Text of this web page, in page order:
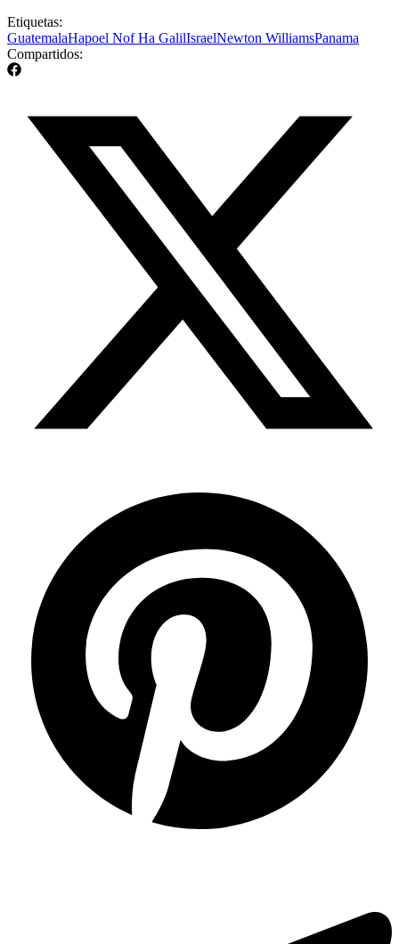
Etiquetas:
GuatemalaHapoel Nof Ha GalilIsraelNewton WilliamsPanama
Compartidos: